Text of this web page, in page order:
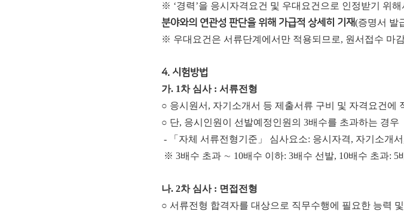
※ ‘경력’을 응시자격요건 및 우대요건으로 인정받기 위해
분야와의 연관성 판단을 위해 가급적 상세히 기재(증명서 발
※ 우대요건은 서류단계에서만 적용되므로, 원서접수 마
4. 시험방법
가. 1차 심사 : 서류전형
○ 응시원서, 자기소개서 등 제출서류 구비 및 자격요건에
○ 단, 응시인원이 선발예정인원의 3배수를 초과하는 경
- 「자체 서류전형기준」 심사요소: 응시자격, 자기소개
※ 3배수 초과 ∼ 10배수 이하: 3배수 선발, 10배수 초과: 5
나. 2차 심사 : 면접전형
○ 서류전형 합격자를 대상으로 직무수행에 필요한 능력